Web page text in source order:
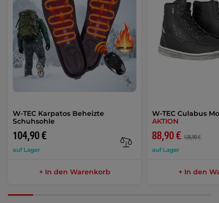
W-TEC Karpatos Beheizte
Schuhsohle
104,90 €
auf Lager
+ In den Warenkorb
W-TEC Culabus
AKTION
88,90 € 126,90 €
auf Lager
+ In den